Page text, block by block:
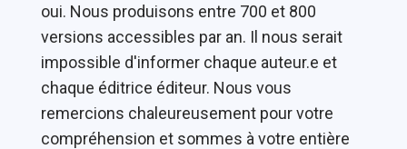
oui. Nous produisons entre 700 et 800
versions accessibles par an. Il nous serait
impossible d'informer chaque auteur.e et
chaque éditrice éditeur. Nous vous
remercions chaleureusement pour votre
compréhension et sommes à votre entière